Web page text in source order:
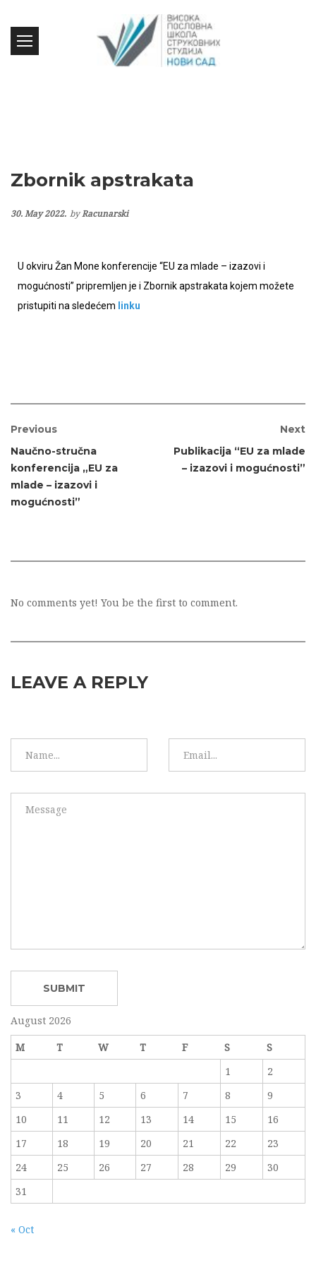
Zbornik apstrakata
30. May 2022. byRacunarski
U okviru Žan Mone konferencije “EU za mlade – izazovi i
mogućnosti” pripremljen je i Zbornik apstrakata kojem možete
pristupiti na sledećem linku
Previous
Naučno-stručna
konferencija „EU za
mlade – izazovi i
mogućnosti”
Next
Publikacija “EU za mlade
– izazovi i mogućnosti”
No comments yet! You be the first to comment.
LEAVE A REPLY
August 2026
M
T W T F S
S
1
2
3
4 5 6 7 8
9
10
11 12 13 14 15
16
17
18 19 20 21 22
23
24
25 26 27 28 29
30
31
« Oct